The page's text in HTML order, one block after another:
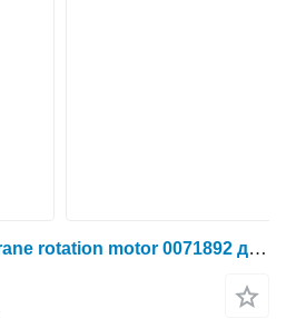
Гидромотор Cabin / Crane rotation motor 0071892 для харвестера Ponsse Scorpion